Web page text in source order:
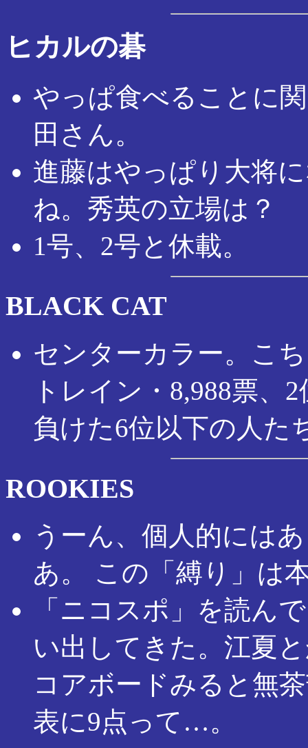
ヒカルの碁
やっぱ食べることに
田さん。
進藤はやっぱり大将
ね。秀英の立場は？
1号、2号と休載。
BLACK CAT
センターカラー。こ
トレイン・8,988票、
負けた6位以下の人た
ROOKIES
うーん、個人的には
あ。 この「縛り」は
「ニコスポ」を読ん
い出してきた。江夏
コアボードみると無
表に9点って…。